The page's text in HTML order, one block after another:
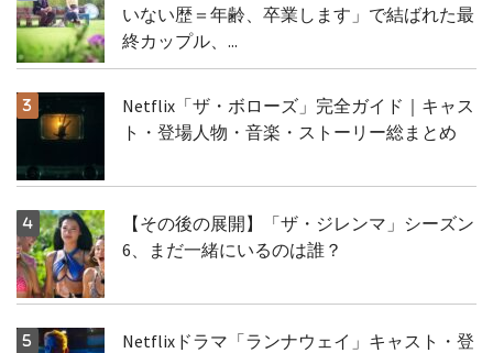
いない歴＝年齢、卒業します」で結ばれた最
終カップル、...
Netflix「ザ・ボローズ」完全ガイド｜キャス
ト・登場人物・音楽・ストーリー総まとめ
【その後の展開】「ザ・ジレンマ」シーズン
6、まだ一緒にいるのは誰？
Netflixドラマ「ランナウェイ」キャスト・登